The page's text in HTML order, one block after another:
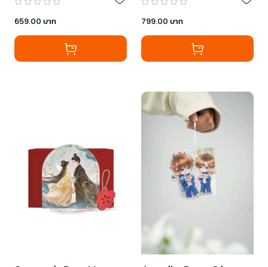
659.00 บาท 799.00 บาท